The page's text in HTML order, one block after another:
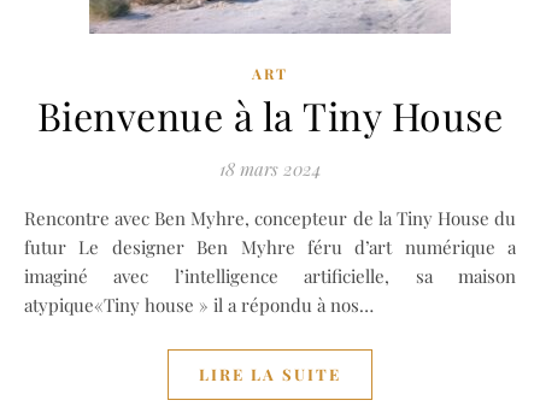
ART
Bienvenue à la Tiny House
18 mars 2024
Rencontre avec Ben Myhre, concepteur de la Tiny House du
futur Le designer Ben Myhre féru d’art numérique a
imaginé avec l’intelligence artificielle, sa maison
atypique«Tiny house » il a répondu à nos…
LIRE LA SUITE